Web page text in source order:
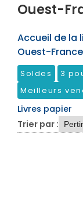
Ouest-
Accueil de la
Ouest-
Soldes 3
Meilleurs
Livres papier
Trier par :